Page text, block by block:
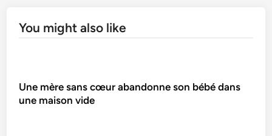
You might also like
Une mère sans cœur abandonne son bébé dans
une maison vide